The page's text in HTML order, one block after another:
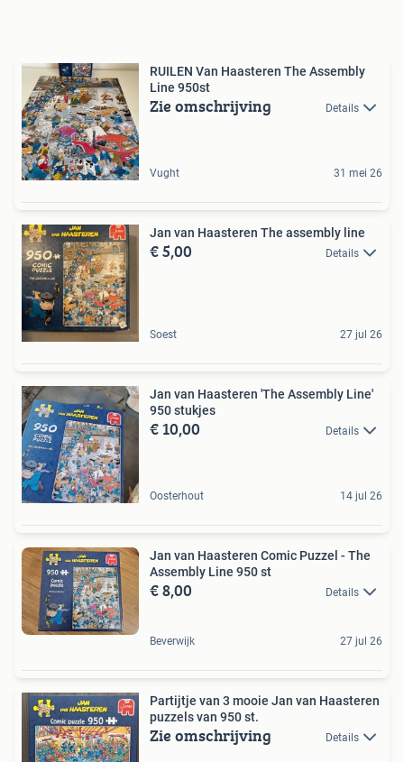
RUILEN Van Haasteren The Assembly
Line 950st
Zie omschrijving Details
Vught 31 mei 26
Jan van Haasteren The assembly line
€ 5,00 Details
Soest 27 jul 26
Jan van Haasteren 'The Assembly Line'
950 stukjes
€ 10,00 Details
Oosterhout 14 jul 26
Jan van Haasteren Comic Puzzel - The
Assembly Line 950 st
€ 8,00 Details
Beverwijk 27 jul 26
Partijtje van 3 mooie Jan van Haasteren
puzzels van 950 st.
Zie omschrijving Details